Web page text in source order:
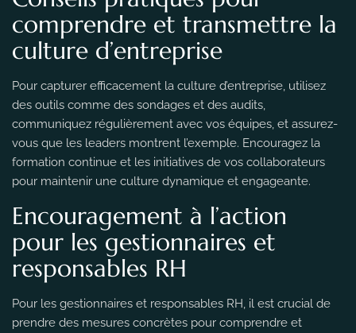
comprendre et transmettre la
culture d’entreprise
Pour capturer efficacement la culture d’entreprise, utilisez
des outils comme des sondages et des audits,
communiquez régulièrement avec vos équipes, et assurez-
vous que les leaders montrent l’exemple. Encouragez la
formation continue et les initiatives de vos collaborateurs
pour maintenir une culture dynamique et engageante.
Encouragement à l’action
pour les gestionnaires et
responsables RH
Pour les gestionnaires et responsables RH, il est crucial de
prendre des mesures concrètes pour comprendre et